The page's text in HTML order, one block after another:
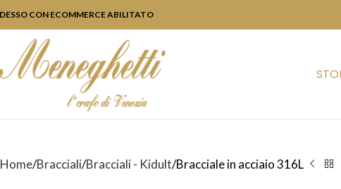
CON ECOMMERCE ABILITATO
Home Bracciali Bracciali - Kidult Bracciale in acciaio 316L